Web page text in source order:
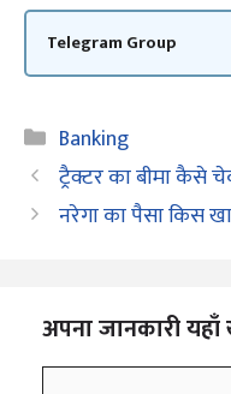
Telegram Group
Categories
Banking
ट्रैक्टर का बीमा कैसे
नरेगा का पैसा किस
अपना जानकारी